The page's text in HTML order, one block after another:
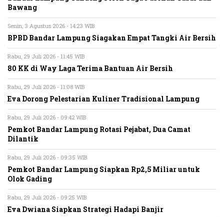
Bawang
Senin, 3 Agustus 2026 - 14:23 WIB
BPBD Bandar Lampung Siagakan Empat Tangki Air Bersih
Rabu, 29 Juli 2026 - 11:45 WIB
80 KK di Way Laga Terima Bantuan Air Bersih
Rabu, 29 Juli 2026 - 11:08 WIB
Eva Dorong Pelestarian Kuliner Tradisional Lampung
Rabu, 29 Juli 2026 - 09:42 WIB
Pemkot Bandar Lampung Rotasi Pejabat, Dua Camat
Dilantik
Rabu, 29 Juli 2026 - 09:35 WIB
Pemkot Bandar Lampung Siapkan Rp2,5 Miliar untuk
Olok Gading
Rabu, 29 Juli 2026 - 09:25 WIB
Eva Dwiana Siapkan Strategi Hadapi Banjir